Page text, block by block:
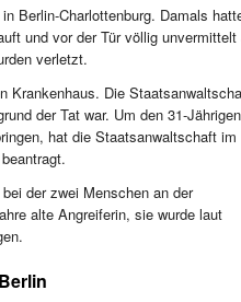
Berlin-Charlottenburg. Damals
und vor der Tür völlig unvermittelt
verletzt.
Krankenhaus. Die
der Tat war. Um den 31-Jährigen
hat die Staatsanwaltschaft im
der zwei Menschen an der
alte Angreiferin, sie wurde laut